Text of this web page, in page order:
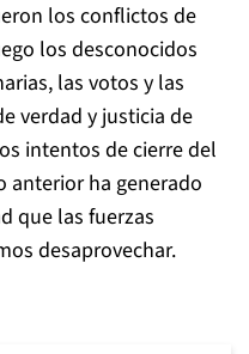
los conflictos de
los desconocidos
las votos y las
verdad y justicia de
intentos de cierre del
anterior ha generado
que las fuerzas
desaprovechar.